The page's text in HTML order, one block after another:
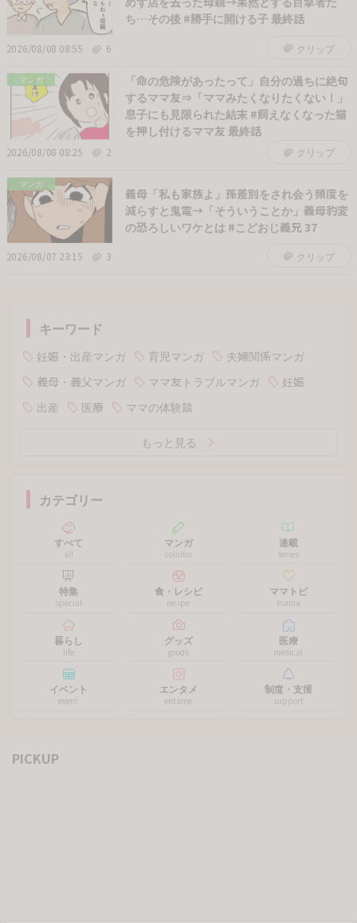
ち…その後 #勝手に開ける子 最終話
2026/08/08 08:55 6 クリップ
マンガ
「命の危険があったって」自分の過ちに絶句
するママ友⇒「ママみたくなりたくない！」
息子にも見限られた結末 #飼えなくなった猫
を押し付けるママ友 最終話
2026/08/08 08:25 2 クリップ
マンガ
義母「私も家族よ」孫差別をされ会う頻度を
減らすと鬼電→「そういうことか」義母豹変
の恐ろしいワケとは #こどおじ義兄 37
2026/08/07 23:15 3 クリップ
キーワード
妊娠・出産マンガ 育児マンガ
夫婦関係マンガ
義母・義父マンガ
ママ友トラブルマンガ
妊娠
出産
医療 ママの体験談
もっと見る
カテゴリー
すべて
all
マンガ
column
連載
series
特集
special
食・レシピ
recipe
ママトピ
mama
暮らし
life
グッズ
goods
医療
medical
イベント
event
エンタメ
entame
制度・支援
support
PICKUP